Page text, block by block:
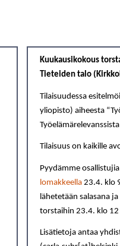
Kuukausikokous
Tieteiden talo
Tilaisuudessa
yliopisto) aiheesta “T
Tilaisuus on kaikille
Pyydämme
lomakkeella 23.4. klo
lähetetään salasana
torstaihin 23.4. klo 12
Lisätietoja antaa